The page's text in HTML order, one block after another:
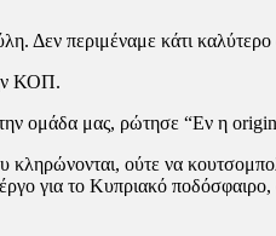
Δεν περιμέναμε κάτι
ΚΟΠ.
ομάδα μας, ρώτησε “Εν η
ούτε να
για το Κυπριακό